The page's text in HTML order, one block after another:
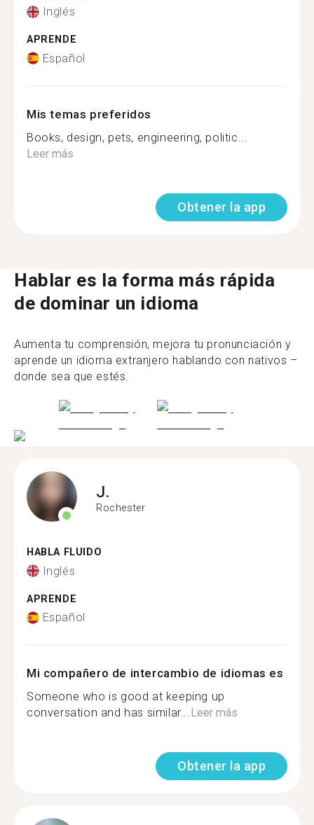
Inglés
APRENDE
Español
Mis temas preferidos
Books, design, pets, engineering, politic...
Leer más
Obtener la app
Hablar es la forma más rápida
de dominar un idioma
Aumenta tu comprensión, mejora tu pronunciación y
aprende un idioma extranjero hablando con nativos –
donde sea que estés.
J.
Rochester
HABLA FLUIDO
Inglés
APRENDE
Español
Mi compañero de intercambio de idiomas es
Someone who is good at keeping up
conversation and has similar...Leer más
Obtener la app